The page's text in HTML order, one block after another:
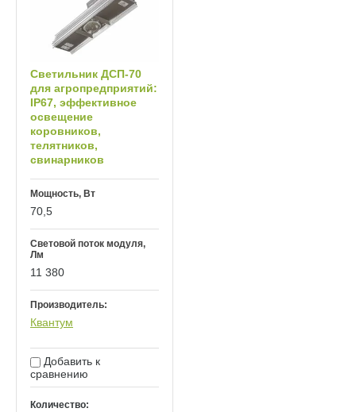
Светильник ДСП‑70
для агропредприятий:
IP67, эффективное
освещение
коровников,
телятников,
свинарников
Мощность, Вт
70,5
Световой поток модуля,
Лм
11 380
Производитель:
Квантум
Добавить к
сравнению
Количество: